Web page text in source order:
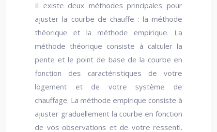
Il existe deux méthodes principales pour
ajuster la courbe de chauffe : la méthode
théorique et la méthode empirique. La
méthode théorique consiste à calculer la
pente et le point de base de la courbe en
fonction des caractéristiques de votre
logement et de votre système de
chauffage. La méthode empirique consiste à
ajuster graduellement la courbe en fonction
de vos observations et de votre ressenti.